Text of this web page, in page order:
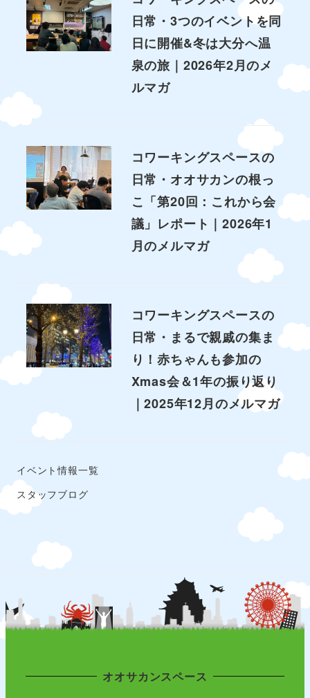
日常・3つのイベントを同
日に開催&冬は大分へ温
泉の旅｜2026年2月のメ
ルマガ
コワーキングスペースの
日常・オオサカンの根っ
こ「第20回：これから会
議」レポート｜2026年1
月のメルマガ
コワーキングスペースの
日常・まるで親戚の集ま
り！赤ちゃんも参加の
Xmas会＆1年の振り返り
｜2025年12月のメルマガ
イベント情報一覧
スタッフブログ
オオサカンスペース